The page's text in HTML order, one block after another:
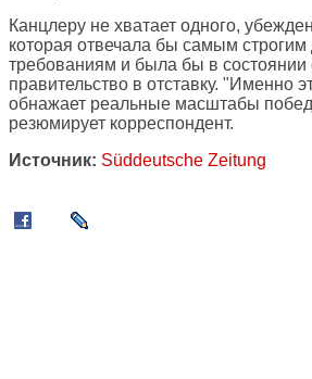
Канцлеру не хватает одного,
которая отвечала бы самым строгим
требованиям и была бы в состоянии
правительство в отставку. "Именно
обнажает реальные масштабы
резюмирует корреспондент.
Источник: Süddeutsche Zeitung